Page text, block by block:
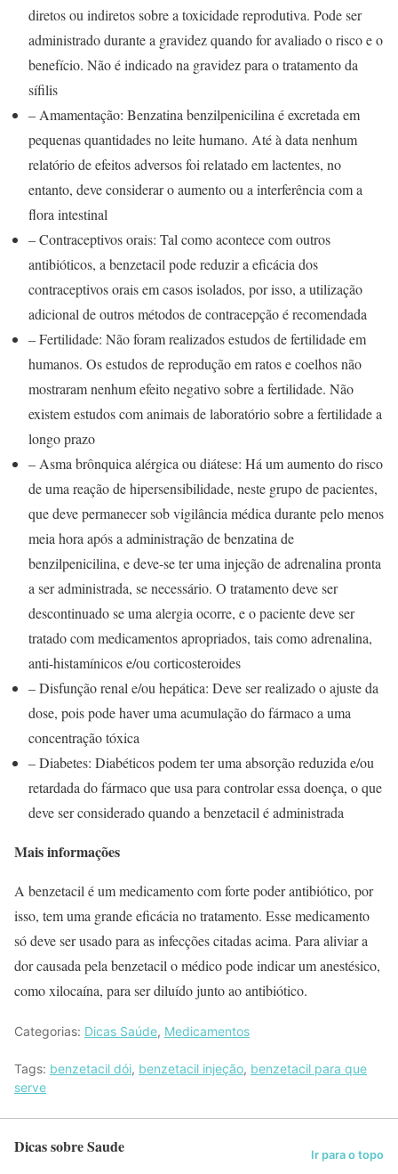
diretos ou indiretos sobre a toxicidade reprodutiva. Pode ser
administrado durante a gravidez quando for avaliado o risco e o
benefício. Não é indicado na gravidez para o tratamento da
sífilis
– Amamentação: Benzatina benzilpenicilina é excretada em
pequenas quantidades no leite humano. Até à data nenhum
relatório de efeitos adversos foi relatado em lactentes, no
entanto, deve considerar o aumento ou a interferência com a
flora intestinal
– Contraceptivos orais: Tal como acontece com outros
antibióticos, a benzetacil pode reduzir a eficácia dos
contraceptivos orais em casos isolados, por isso, a utilização
adicional de outros métodos de contracepção é recomendada
– Fertilidade: Não foram realizados estudos de fertilidade em
humanos. Os estudos de reprodução em ratos e coelhos não
mostraram nenhum efeito negativo sobre a fertilidade. Não
existem estudos com animais de laboratório sobre a fertilidade a
longo prazo
– Asma brônquica alérgica ou diátese: Há um aumento do risco
de uma reação de hipersensibilidade, neste grupo de pacientes,
que deve permanecer sob vigilância médica durante pelo menos
meia hora após a administração de benzatina de
benzilpenicilina, e deve-se ter uma injeção de adrenalina pronta
a ser administrada, se necessário. O tratamento deve ser
descontinuado se uma alergia ocorre, e o paciente deve ser
tratado com medicamentos apropriados, tais como adrenalina,
anti-histamínicos e/ou corticosteroides
– Disfunção renal e/ou hepática: Deve ser realizado o ajuste da
dose, pois pode haver uma acumulação do fármaco a uma
concentração tóxica
– Diabetes: Diabéticos podem ter uma absorção reduzida e/ou
retardada do fármaco que usa para controlar essa doença, o que
deve ser considerado quando a benzetacil é administrada
Mais informações
A benzetacil é um medicamento com forte poder antibiótico, por
isso, tem uma grande eficácia no tratamento. Esse medicamento
só deve ser usado para as infecções citadas acima. Para aliviar a
dor causada pela benzetacil o médico pode indicar um anestésico,
como xilocaína, para ser diluído junto ao antibiótico.
Categorias: Dicas Saúde, Medicamentos
Tags: benzetacil dói, benzetacil injeção, benzetacil para que
serve
Dicas sobre Saude Ir para o topo